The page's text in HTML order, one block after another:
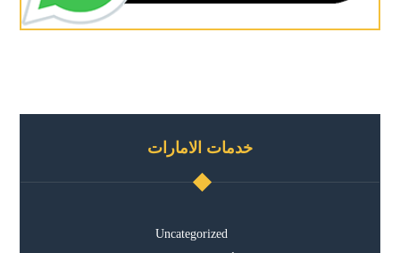
خدمات الامارات
Uncategorized